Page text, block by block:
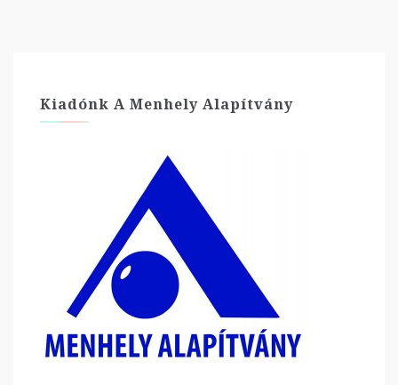
Kiadónk A Menhely Alapítvány